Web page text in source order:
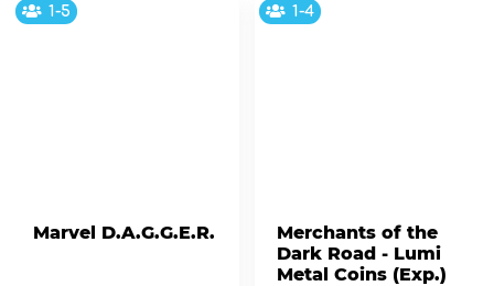
1-5
Marvel D.A.G.G.E.R.
1-4
Merchants of the
Dark Road - Lumi
Metal Coins (Exp.)